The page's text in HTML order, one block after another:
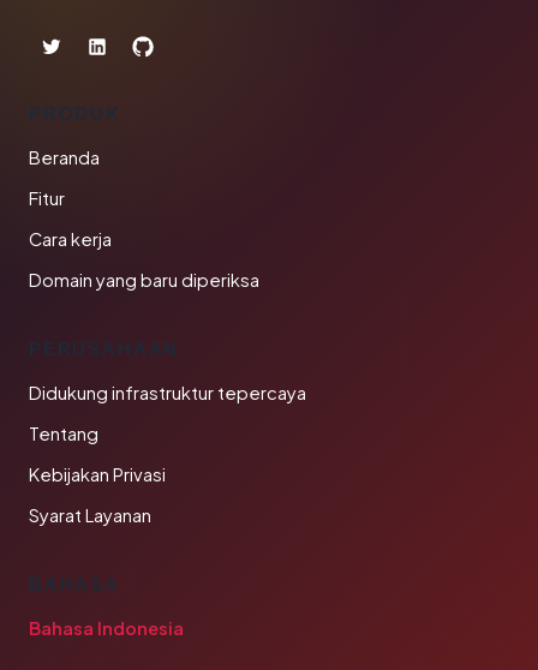
PRODUK
Beranda
Fitur
Cara kerja
Domain yang baru diperiksa
PERUSAHAAN
Didukung infrastruktur tepercaya
Tentang
Kebijakan Privasi
Syarat Layanan
BAHASA
Bahasa Indonesia